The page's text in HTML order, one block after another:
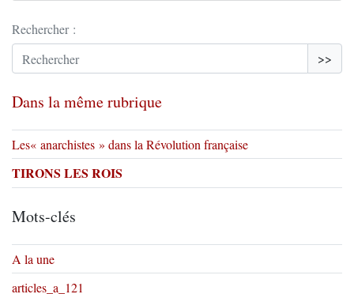
Rechercher :
>>
Dans la même rubrique
Les« anarchistes » dans la Révolution française
TIRONS LES ROIS
Mots-clés
A la une
articles_a_121